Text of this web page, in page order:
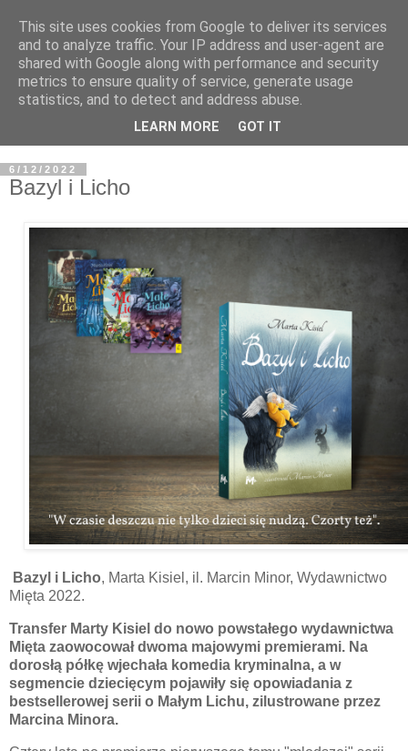
6/12/2022
Bazyl i Licho
Bazyl i Licho, Marta Kisiel, il. Marcin Minor, Wydawnictwo
Mięta 2022.
Transfer Marty Kisiel do nowo powstałego wydawnictwa
Mięta zaowocował dwoma majowymi premierami. Na
dorosłą półkę wjechała komedia kryminalna, a w
segmencie dziecięcym pojawiły się opowiadania z
bestsellerowej serii o Małym Lichu, zilustrowane przez
Marcina Minora.
This site uses cookies from Google to deliver its services
and to analyze traffic. Your IP address and user-agent are
shared with Google along with performance and security
metrics to ensure quality of service, generate usage
statistics, and to detect and address abuse.
LEARN MORE GOT IT